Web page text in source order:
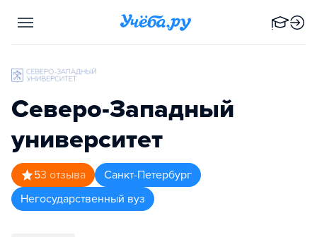
Северо-Западный
университет
53 отзыва
Санкт-Петербург
Негосударственный вуз